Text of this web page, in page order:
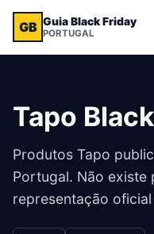
GB Guia Black Friday
PORTUGAL
Tapo
Produtos Tapo
Portugal. Não existe
representação